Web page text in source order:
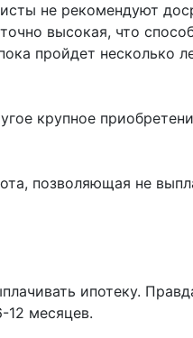
не рекомендуют
высокая, что
пройдет несколько
крупное
позволяющая не
ипотеку.
12 месяцев.